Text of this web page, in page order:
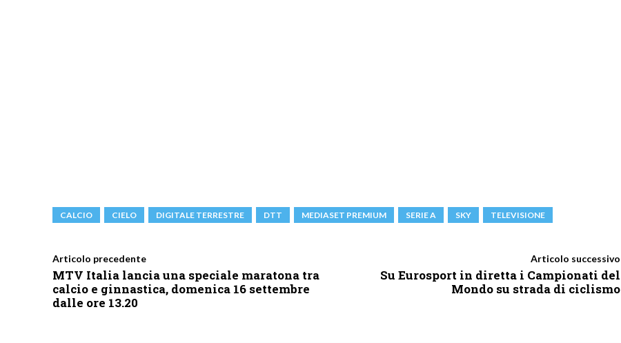
CALCIO CIELO DIGITALE TERRESTRE DTT MEDIASET PREMIUM SERIE A SKY TELEVISIONE
Articolo precedente
MTV Italia lancia una speciale maratona tra
calcio e ginnastica, domenica 16 settembre
dalle ore 13.20
Articolo successivo
Su Eurosport in diretta i Campionati del
Mondo su strada di ciclismo